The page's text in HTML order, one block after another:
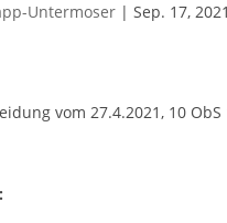
Untermoser |Sep. 17, 2021
vom 27.4.2021, 10 ObS